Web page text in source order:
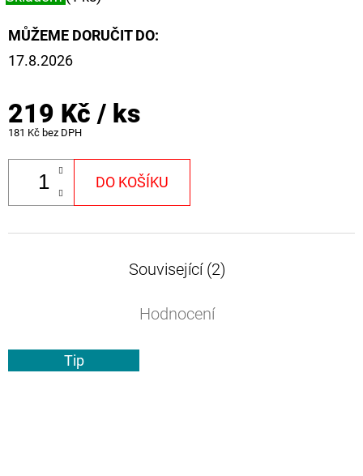
MŮŽEME DORUČIT DO:
17.8.2026
219 Kč / ks
181 Kč bez DPH
DO KOŠÍKU
Související (2)
Hodnocení
Tip